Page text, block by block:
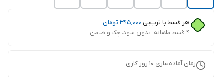
هر قسط با ترب‌پی:۳۹۵٬۰۰۰ تومان
۴ قسط ماهانه. بدون سود، چک و ضامن.
زمان آماده‌سازی 10 روز کاری